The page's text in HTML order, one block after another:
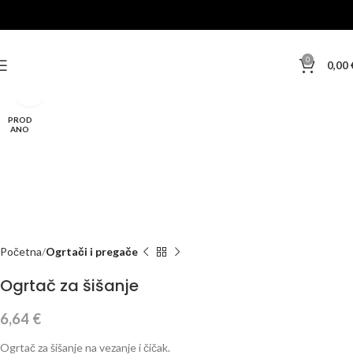
0 0,00
PROD
ANO
Početna Ogrtači i pregače
Ogrtač za šišanje
6,64 €
Ogrtač za šišanje na vezanje i čičak.